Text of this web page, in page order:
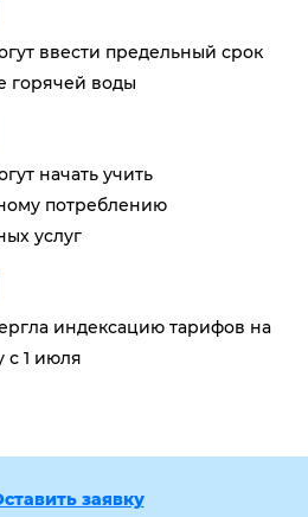
ввести предельный срок
горячей воды
начать учить
потреблению
услуг
индексацию тарифов на
с 1 июля
заявку